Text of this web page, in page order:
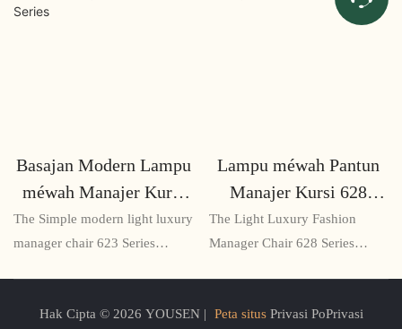
Basajan Modern Lampu
méwah Manajer Kursi
623 Series
The Simple modern light luxury
manager chair 623 Series
dirancang pikeun manajer
Lampu méwah Pantun
Manajer Kursi 628
Series
The Light Luxury Fashion
Manager Chair 628 Series
sacara elegan anu
Hak Cipta © 2026 YOUSEN | Peta situsPrivasi PoPrivasi